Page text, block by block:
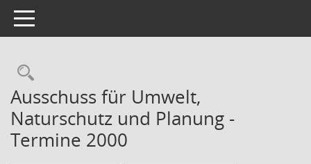
Toggle navigation
Rechercheauswahl
Ausschuss für Umwelt,
Naturschutz und Planung -
Termine 2000